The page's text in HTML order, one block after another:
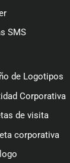
SMS
de Logotipos
Corporativa
de visita
corporativa